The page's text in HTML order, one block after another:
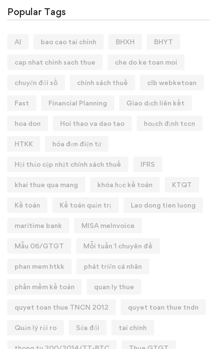
Popular Tags
AI bao cao tai chinh BHXH BHYT
cap nhat chinh sach thue che do ke toan moi
chuyển đổi số chính sách thuế clb webketoan
Fast Financial Planning Giao dịch liên kết
hoa don Hoi thao va dao tao hoạch định tccn
HTKK hóa đơn điện tử
Hội thảo cập nhật chính sách thuế IFRS
khai thue qua mang khóa học kế toán KTQT
Kế toán Kế toán quản trị Lao dong tien luong
maritime bank MISA meInvoice
Mẫu 06/GTGT Mỗi tuần 1 chuyên đề
phan mem htkk phát triển cá nhân
phần mềm kế toán quan ly thue
quyet toan thue TNCN 2012 quyet toan thue tndn
Quản lý rủi ro Sửa đổi tai chinh